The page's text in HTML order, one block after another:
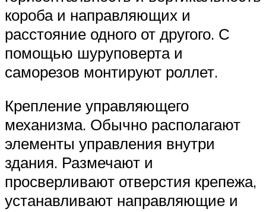
короба и направляющих и
расстояние одного от другого. С
помощью шуруповерта и
саморезов монтируют роллет.
Крепление управляющего
механизма. Обычно располагают
элементы управления внутри
здания. Размечают и
просверливают отверстия крепежа,
устанавливают направляющие и